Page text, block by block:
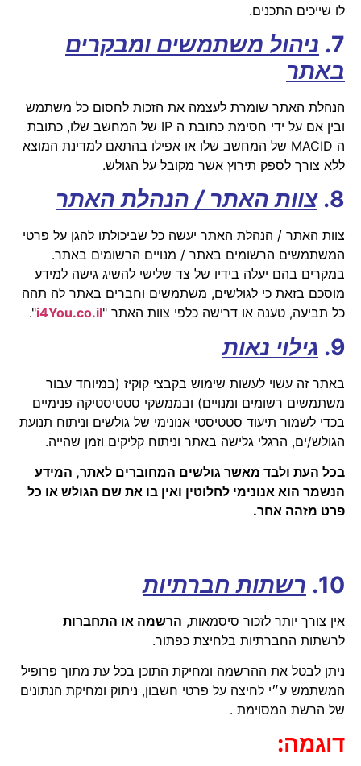
לו שייכים התכנים.
7. ניהול משתמשים ומבקרים
באתר
הנהלת האתר שומרת לעצמה את הזכות לחסום כל משתמש
ובין אם על ידי חסימת כתובת ה IP של המחשב שלו, כתובת
ה MACID של המחשב שלו או אפילו בהתאם למדינת המוצא
ללא צורך לספק תירוץ אשר מקובל על הגולש.
8. צוות האתר / הנהלת האתר
צוות האתר / הנהלת האתר יעשה כל שביכולתו להגן על פרטי
המשתמשים הרשומים באתר / מנויים הרשומים באתר.
במקרים בהם יעלה בידיו של צד שלישי להשיג גישה למידע
מוסכם בזאת כי לגולשים, משתמשים וחברים באתר לה תהה
כל תביעה, טענה או דרישה כלפי צוות האתר "
i4You.co.il
".
9. גילוי נאות
באתר זה עשוי לעשות שימוש בקבצי קוקיז (במיוחד עבור
משתמשים רשומים ומנויים) ובממשקי סטטיסטיקה פנימיים
בכדי לשמור תיעוד סטטיסטי אנונימי של גולשים וניתוח תנועת
הגולש/ים, הרגלי גלישה באתר וניתוח קליקים וזמן שהייה.
בכל העת ולבד מאשר גולשים המחוברים לאתר, המידע
הנשמר הוא אנונימי לחלוטין ואין בו את שם הגולש או כל
פרט מזהה אחר.
10. רשתות חברתיות
אין צורך יותר לזכור סיסמאות, הרשמה או התחברות
לרשתות החברתיות בלחיצת כפתור.
ניתן לבטל את ההרשמה ומחיקת התוכן בכל עת מתוך פרופיל
המשתמש ע״י לחיצה על פרטי חשבון, ניתוק ומחיקת הנתונים
של הרשת המסוימת .
דוגמה: